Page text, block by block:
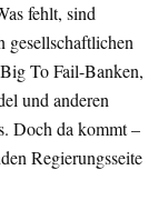
fehlt, sind
gesellschaftlichen
To Fail-Banken,
und anderen
Doch da kommt –
Regierungsseite